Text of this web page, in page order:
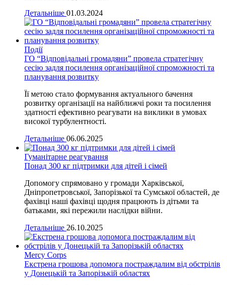
Детальніше 01.03.2024
Події
ГО “Відповідальні громадяни” провела стратегічну
сесію задля посилення організаційної спроможності та
планування розвитку
Її метою стало формування актуального бачення
розвитку організації на найближчі роки та посилення
здатності ефективно реагувати на виклики в умовах
високої турбулентності.
Детальніше 06.06.2025
Гуманітарне реагування
Понад 300 кг підтримки для дітей і сімей
Допомогу спрямовано у громади Харківської,
Дніпропетровської, Запорізької та Сумської областей, де
фахівці наші фахівці щодня працюють із дітьми та
батьками, які пережили наслідки війни.
Детальніше 26.10.2025
Mercy Corps
Екстрена грошова допомога постраждалим від обстрілів
у Донецькій та Запорізькій областях